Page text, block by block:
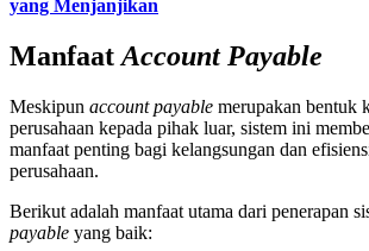
yang Menjanjikan
Manfaat Account Payable
Meskipun account payable merupakan bentuk
perusahaan kepada pihak luar, sistem ini
manfaat penting bagi kelangsungan dan
perusahaan.
Berikut adalah manfaat utama dari penerapan
payable yang baik: